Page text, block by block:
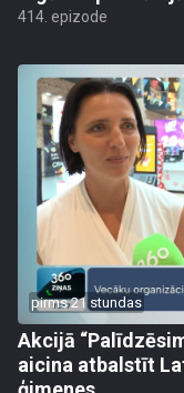
414. epizode
pirms 21 stundas
Akcijā
aicina atbalstīt